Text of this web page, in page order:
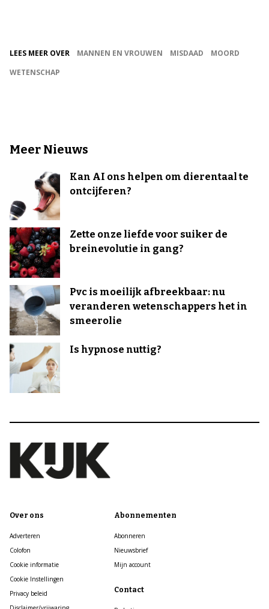
LEES MEER OVER MANNEN EN VROUWEN MISDAAD
MOORD
WETENSCHAP
Meer Nieuws
Kan AI ons helpen om dierentaal te
ontcijferen?
Zette onze liefde voor suiker de
breinevolutie in gang?
Pvc is moeilijk afbreekbaar: nu
veranderen wetenschappers het in
smeerolie
Is hypnose nuttig?
Over ons
Adverteren
Colofon
Cookie informatie
Cookie Instellingen
Privacy beleid
Abonnementen
Abonneren
Nieuwsbrief
Mijn account
Contact